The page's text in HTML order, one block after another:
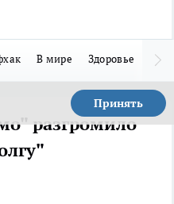
В мире Здоровье
Принять
разгромило